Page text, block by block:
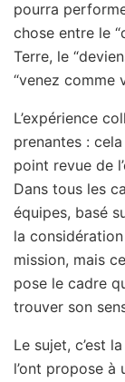
pourra
chose entre le
Terre, le
“venez comme
L’expérience
prenantes :
point revue de
Dans tous les
équipes, basé
la
mission, mais
pose le cadre
trouver son
Le sujet, c’est
l’ont propose à